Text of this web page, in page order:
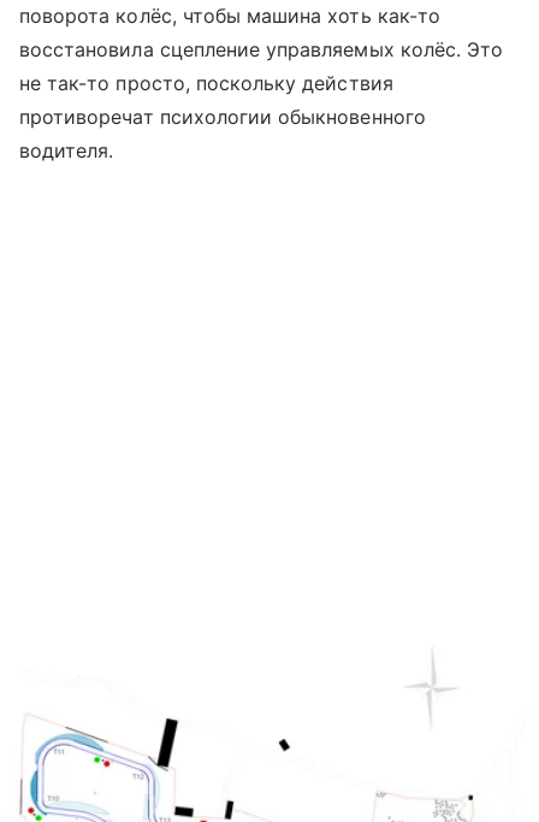
поворота колёс, чтобы машина хоть как-то
восстановила сцепление управляемых колёс. Это
не так-то просто, поскольку действия
противоречат психологии обыкновенного
водителя.